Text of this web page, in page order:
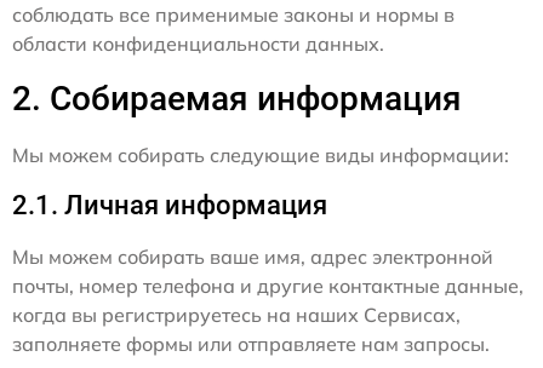
соблюдать все применимые законы и нормы в
области конфиденциальности данных.
2. Собираемая информация
Мы можем собирать следующие виды информации:
2.1. Личная информация
Мы можем собирать ваше имя, адрес электронной
почты, номер телефона и другие контактные данные,
когда вы регистрируетесь на наших Сервисах,
заполняете формы или отправляете нам запросы.